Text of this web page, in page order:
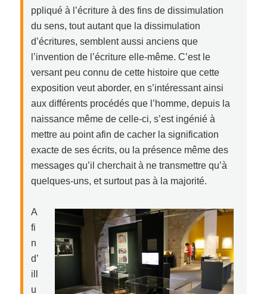
ppliqué à l’écriture à des fins de dissimulation
du sens, tout autant que la dissimulation
d’écritures, semblent aussi anciens que
l’invention de l’écriture elle-même. C’est le
versant peu connu de cette histoire que cette
exposition veut aborder, en s’intéressant ainsi
aux différents procédés que l’homme, depuis la
naissance même de celle-ci, s’est ingénié à
mettre au point afin de cacher la signification
exacte de ses écrits, ou la présence même des
messages qu’il cherchait à ne transmettre qu’à
quelques-uns, et surtout pas à la majorité.
A
fi
n
d’
ill
u